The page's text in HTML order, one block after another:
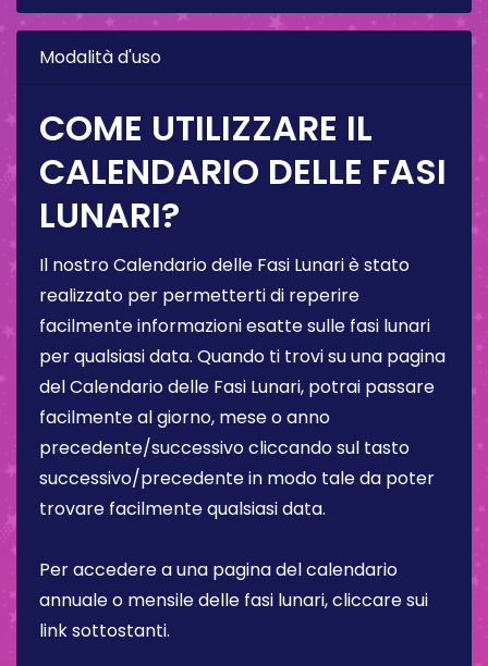
Modalità d'uso
COME UTILIZZARE IL
CALENDARIO DELLE FASI
LUNARI?
Il nostro Calendario delle Fasi Lunari è stato
realizzato per permetterti di reperire
facilmente informazioni esatte sulle fasi lunari
per qualsiasi data. Quando ti trovi su una pagina
del Calendario delle Fasi Lunari, potrai passare
facilmente al giorno, mese o anno
precedente/successivo cliccando sul tasto
successivo/precedente in modo tale da poter
trovare facilmente qualsiasi data.
Per accedere a una pagina del calendario
annuale o mensile delle fasi lunari, cliccare sui
link sottostanti.